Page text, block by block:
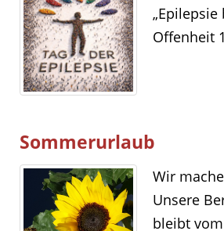
Offenheit
Sommerurlaub
Wir
Unsere
bleibt